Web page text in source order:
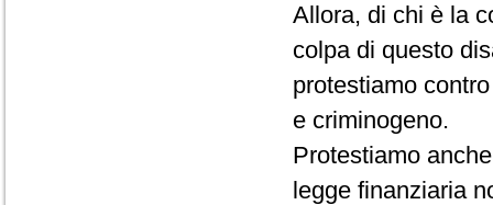
Allora, di chi è la
colpa di questo
protestiamo
e criminogeno.
Protestiamo
legge finanziaria